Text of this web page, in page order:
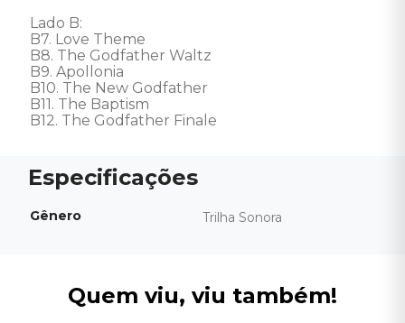
Lado B:
B7. Love Theme
B8. The Godfather Waltz
B9. Apollonia
B10. The New Godfather
B11. The Baptism
B12. The Godfather Finale
Gênero Trilha Sonora
Quem viu, viu também!